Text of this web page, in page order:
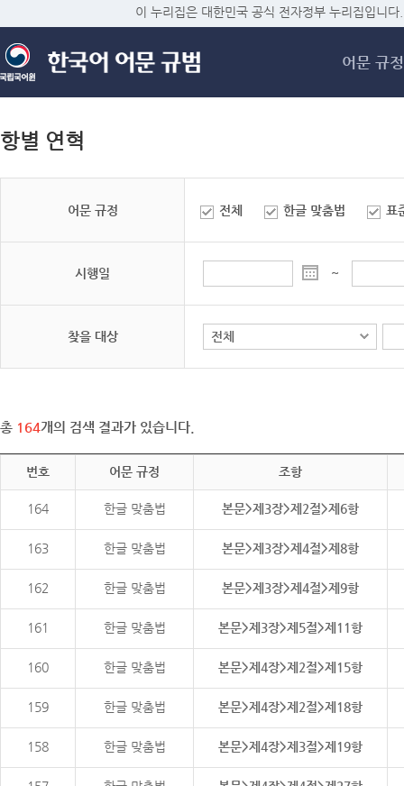
메
이 누리집은 대한민국 공식 전자정부 누리집입니다.
어문 규정
항별 연혁
어문 규정 전체 한글 맞춤법 표
시행일 ~
찾을 대상
총 164개의 검색 결과가 있습니다.
번호 어문 규정 조항
164 한글 맞춤법 본문>제3장>제2절>제6항
163 한글 맞춤법 본문>제3장>제4절>제8항
162 한글 맞춤법 본문>제3장>제4절>제9항
161 한글 맞춤법 본문>제3장>제5절>제11항
160 한글 맞춤법 본문>제4장>제2절>제15항
159 한글 맞춤법 본문>제4장>제2절>제18항
158 한글 맞춤법 본문>제4장>제3절>제19항